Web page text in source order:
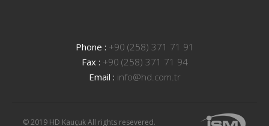
Phone : +90 (258) 371 71 91
Fax : +90 (258) 371 71 94
Email : info@hd.com.tr
© 2019 HD Kauçuk All rights resevered.